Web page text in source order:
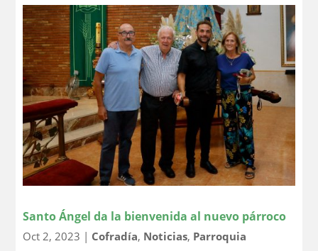
Santo Ángel da la bienvenida al nuevo párroco
Oct 2, 2023 | Cofradía, Noticias, Parroquia